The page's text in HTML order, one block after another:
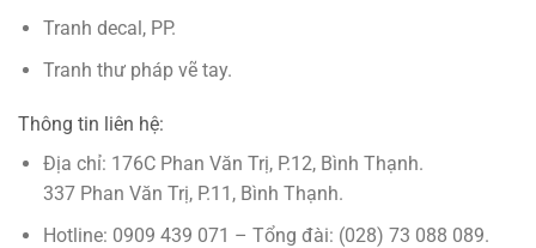
Tranh decal, PP.
Tranh thư pháp vẽ tay.
Thông tin liên hệ:
Địa chỉ: 176C Phan Văn Trị, P.12, Bình Thạnh.
337 Phan Văn Trị, P.11, Bình Thạnh.
Hotline: 0909 439 071 – Tổng đài: (028) 73 088 089.